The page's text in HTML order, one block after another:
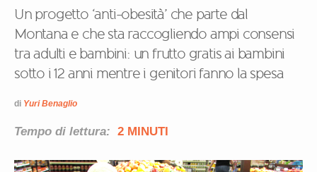
Un progetto ‘anti-obesità’ che parte dal
Montana e che sta raccogliendo ampi consensi
tra adulti e bambini: un frutto gratis ai bambini
sotto i 12 anni mentre i genitori fanno la spesa
di Yuri Benaglio
Tempo di lettura: 2 MINUTI